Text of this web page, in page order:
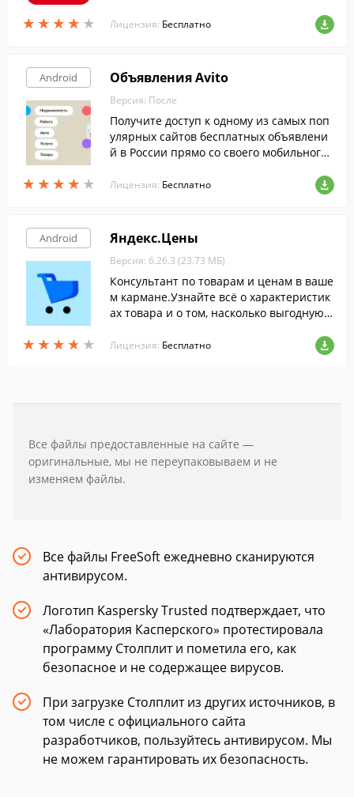
★ ★ ★ ★ ★
★ ★ ★ ★ ★
о продаже собственного транспортного
Лицензия: Бесплатно
Android
★ ★ ★ ★ ★
★ ★ ★ ★ ★
Объявления Avito
Версия: После
Получите доступ к одному из самых поп
улярных сайтов бесплатных объявлени
й в России прямо со своего мобильного
Лицензия: Бесплатно
Android
★ ★ ★ ★ ★
★ ★ ★ ★ ★
Яндекс.Цены
Версия: 6.26.3 (23.73 МБ)
Консультант по товарам и ценам в ваше
м кармане.Узнайте всё о характеристик
ах товара и о том, насколько выгодную ц
й магазин.
Лицензия: Бесплатно
Все файлы предоставленные на сайте —
оригинальные, мы не переупаковываем и не
изменяем файлы.
Все файлы FreeSoft ежедневно сканируются
антивирусом.
Логотип Kaspersky Trusted подтверждает, что
«Лаборатория Касперского» протестировала
программу Столплит и пометила его, как
безопасное и не содержащее вирусов.
При загрузке Столплит из других источников, в
том числе с официального сайта
разработчиков, пользуйтесь антивирусом. Мы
не можем гарантировать их безопасность.